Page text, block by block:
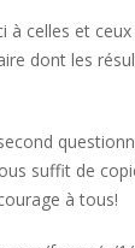
à celles et
dont les
suffit de
à tous!